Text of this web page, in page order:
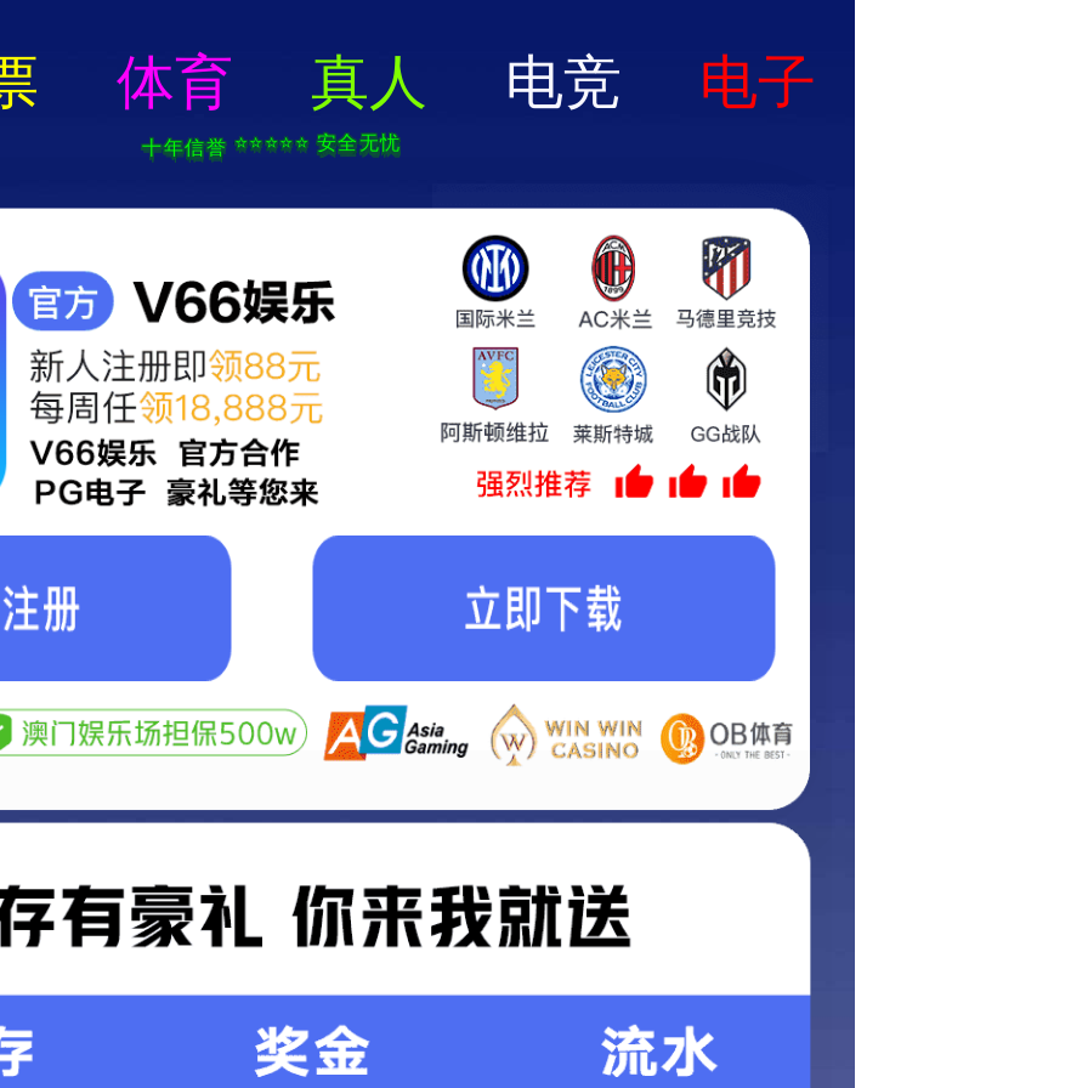
电子游戏app-APP免费下载